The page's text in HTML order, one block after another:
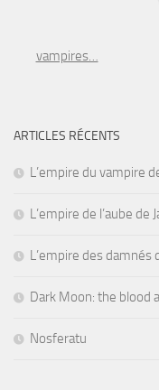
vampires…
ARTICLES RÉCENTS
L’empire du vampire
L’empire de l’aube de
L’empire des damnés
Dark Moon: the blood
Nosferatu